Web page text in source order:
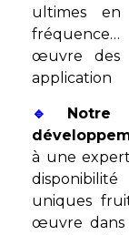
ultimes en
œuvre des
application
🔹
Notre
à une
uniques
œuvre dans